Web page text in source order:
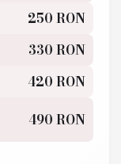
250 RON
330 RON
420 RON
490 RON